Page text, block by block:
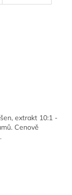
extrakt 10:1 -
Cenově